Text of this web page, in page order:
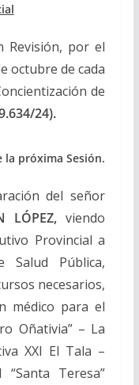
Revisión, por el
octubre de cada
de
24).
la próxima Sesión.
del señor
LÓPEZ,viendo
Provincial a
Salud Pública,
necesarios,
médico para el
Oñativia” – La
XXI El Tala –
Teresa”